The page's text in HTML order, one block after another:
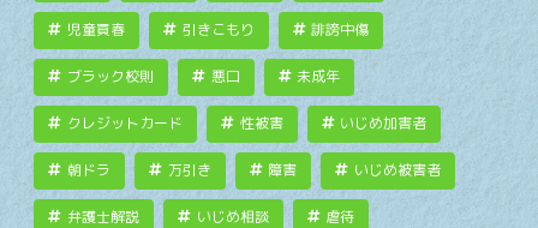
児童買春 引きこもり 誹謗中傷
ブラック校則 悪口 未成年
クレジットカード 性被害 いじめ加害者
朝ドラ 万引き 障害 いじめ被害者
弁護士解説 いじめ相談 虐待